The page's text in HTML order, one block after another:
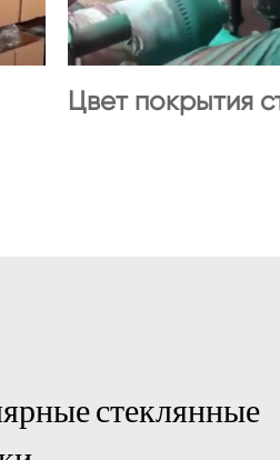
Цвет покрытия
стеклянные